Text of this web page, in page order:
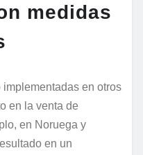
medidas
en otros
en la venta de
en Noruega y
en un